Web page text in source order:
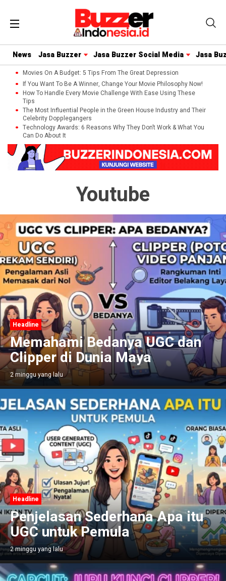
News Jasa Buzzer Jasa Buzzer Social Media Jasa
Movies On A Budget: 5 Tips From The Great Depression
If You Want To Be A Winner, Change Your Movie Philosophy Now!
How To Handle Every Movie Challenge With Ease Using These
Tips
The Most Influential People in the Green House Industry and Their
Celebrity Dopplegangers
Technology Awards: 6 Reasons Why They Don’t Work & What You
Can Do About It
Youtube
Headline
Memahami Bedanya UGC dan
Clipper di Dunia Maya
2 minggu yang lalu
Headline
Penjelasan Sederhana Apa itu
UGC untuk Pemula
2 minggu yang lalu